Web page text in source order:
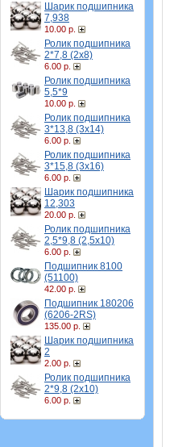
Шарик подшипника
7,938
10.00 р.
Ролик подшипника
2*7,8 (2х8)
6.00 р.
Ролик подшипника
5,5*9
10.00 р.
Ролик подшипника
3*13,8 (3х14)
6.00 р.
Ролик подшипника
3*15,8 (3х16)
6.00 р.
Шарик подшипника
12,303
20.00 р.
Ролик подшипника
2,5*9,8 (2,5х10)
6.00 р.
Подшипник 8100
(51100)
42.00 р.
Подшипник 180206
(6206-2RS)
135.00 р.
Шарик подшипника
2
2.00 р.
Ролик подшипника
2*9,8 (2х10)
6.00 р.